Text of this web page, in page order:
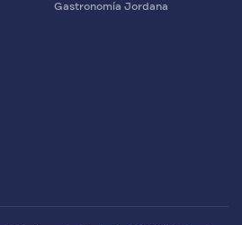
Gastronomía Jordana